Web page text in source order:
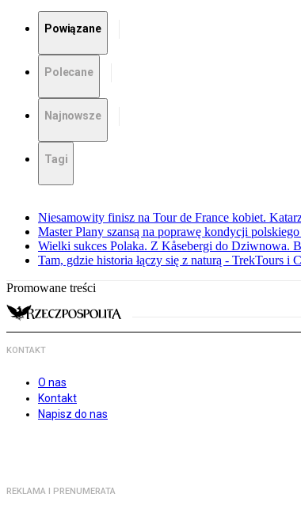
Powiązane
Polecane
Najnowsze
Tagi
Niesamowity finisz na Tour de France kobiet.
Master Plany szansą na poprawę kondycji
Wielki sukces Polaka. Z Kåsebergi do Dziwnowa.
Tam, gdzie historia łączy się z naturą - TrekTours
Promowane treści
KONTAKT
O nas
Kontakt
Napisz do nas
REKLAMA I PRENUMERATA